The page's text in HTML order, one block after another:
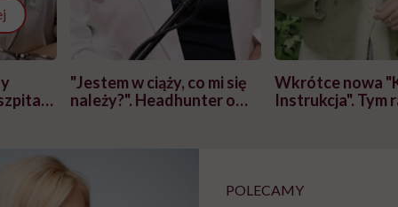
"Jestem w ciąży, co mi się
należy?". Headhunter o
Wkrótce nowa
Instrukcja". Tym
POLECAMY